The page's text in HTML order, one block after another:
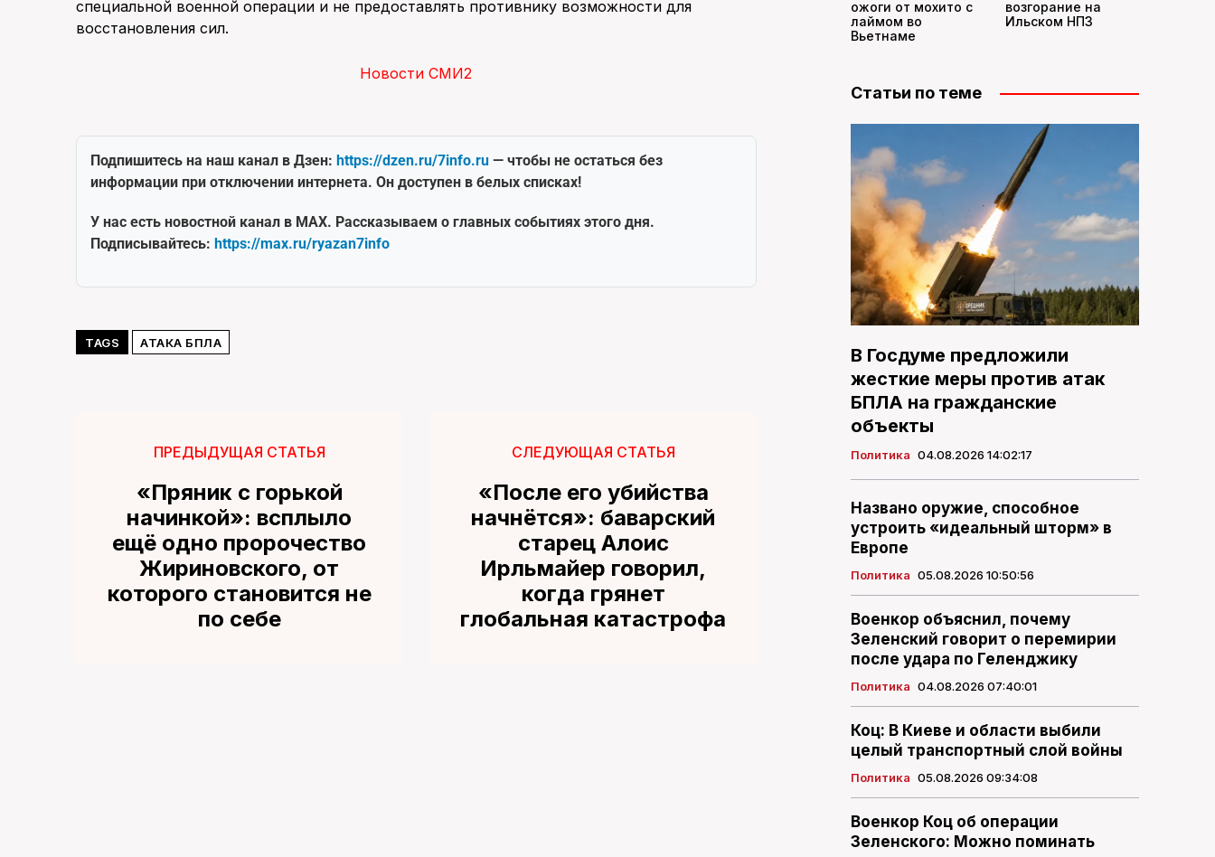
специальной военной операции и не предоставлять противнику возможности для
восстановления сил.
Новости СМИ2
Подпишитесь на наш канал в Дзен: https://dzen.ru/7info.ru — чтобы не остаться без
информации при отключении интернета. Он доступен в белых списках!
У нас есть новостной канал в MAX. Рассказываем о главных событиях этого дня.
Подписывайтесь: https://max.ru/ryazan7info
TAGS АТАКА БПЛА
ПРЕДЫДУЩАЯ СТАТЬЯ
«Пряник с горькой
начинкой»: всплыло
ещё одно пророчество
Жириновского, от
которого становится не
по себе
СЛЕДУЮЩАЯ СТАТЬЯ
«После его убийства
начнётся»: баварский
старец Алоис
Ирльмайер говорил,
когда грянет
глобальная катастрофа
ожоги от мохито с
лаймом во
Вьетнаме
возгорание на
Ильском НПЗ
Статьи по теме
В Госдуме предложили
жесткие меры против атак
БПЛА на гражданские
объекты
Политика 04.08.2026 14:02:17
Названо оружие, способное
устроить «идеальный шторм» в
Европе
Политика 05.08.2026 10:50:56
Военкор объяснил, почему
Зеленский говорит о перемирии
после удара по Геленджику
Политика 04.08.2026 07:40:01
Коц: В Киеве и области выбили
целый транспортный слой войны
Политика 05.08.2026 09:34:08
Военкор Коц об операции
Зеленского: Можно поминать